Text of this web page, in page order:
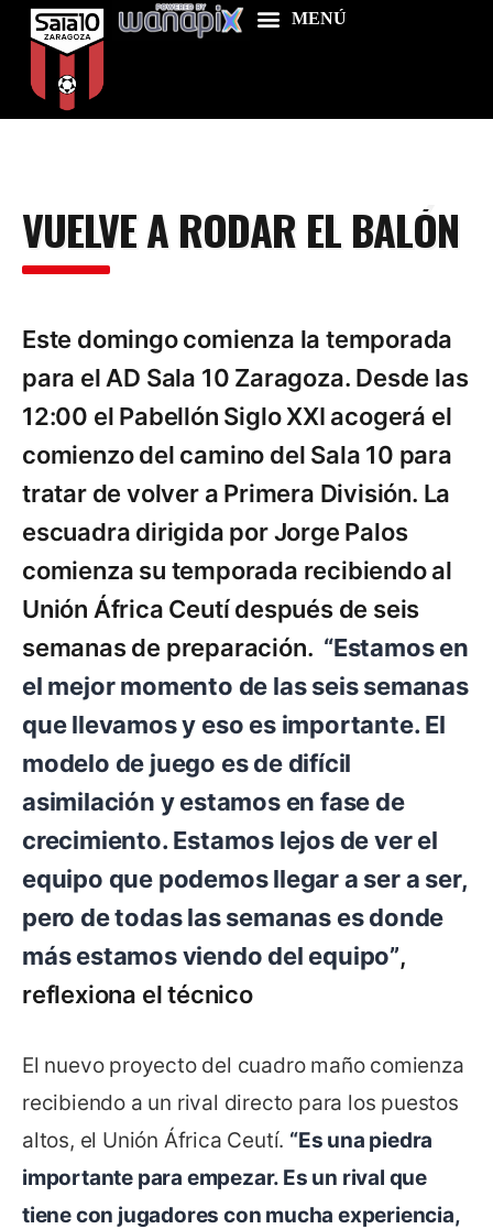
Food & Drink
Features
Contacts
VUELVE A RODAR EL BALÓN
Este domingo comienza la temporada
para el AD Sala 10 Zaragoza. Desde las
12:00 el Pabellón Siglo XXI acogerá el
comienzo del camino del Sala 10 para
tratar de volver a Primera División. La
escuadra dirigida por Jorge Palos
comienza su temporada recibiendo al
Unión África Ceutí después de seis
semanas de preparación. “Estamos en
el mejor momento de las seis semanas
que llevamos y eso es importante. El
modelo de juego es de difícil
asimilación y estamos en fase de
crecimiento. Estamos lejos de ver el
equipo que podemos llegar a ser a ser,
pero de todas las semanas es donde
más estamos viendo del equipo”,
reflexiona el técnico
El nuevo proyecto del cuadro maño comienza
recibiendo a un rival directo para los puestos
altos, el Unión África Ceutí. “Es una piedra
importante para empezar. Es un rival que
tiene con jugadores con mucha experiencia,